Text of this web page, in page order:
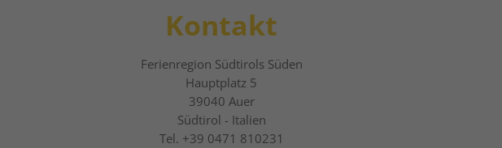
Kontakt
Ferienregion Südtirols Süden
Hauptplatz 5
39040 Auer
Südtirol - Italien
Tel. +39 0471 810231